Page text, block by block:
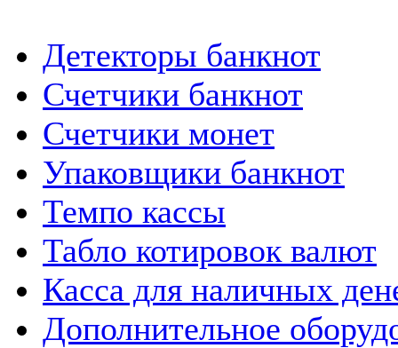
Детекторы банкнот
Счетчики банкнот
Счетчики монет
Упаковщики банкнот
Темпо кассы
Табло котировок валют
Касса для наличных
Дополнительное